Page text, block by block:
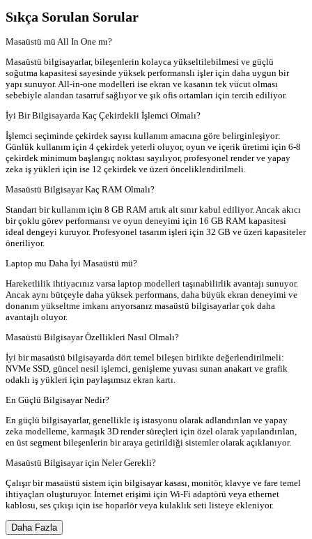
Sıkça Sorulan Sorular
Masaüstü mü All In One mı?
Masaüstü bilgisayarlar, bileşenlerin kolayca yükseltilebilmesi ve güçlü
soğutma kapasitesi sayesinde yüksek performanslı işler için daha uygun bir
yapı sunuyor. All-in-one modelleri ise ekran ve kasanın tek vücut olması
sebebiyle alandan tasarruf sağlıyor ve şık ofis ortamları için tercih ediliyor.
İyi Bir Bilgisayarda Kaç Çekirdekli İşlemci Olmalı?
İşlemci seçiminde çekirdek sayısı kullanım amacına göre belirginleşiyor:
Günlük kullanım için 4 çekirdek yeterli oluyor, oyun ve içerik üretimi için 6-8
çekirdek minimum başlangıç noktası sayılıyor, profesyonel render ve yapay
zeka iş yükleri için ise 12 çekirdek ve üzeri önceliklendirilmeli.
Masaüstü Bilgisayar Kaç RAM Olmalı?
Standart bir kullanım için 8 GB RAM artık alt sınır kabul ediliyor. Ancak akıcı
bir çoklu görev performansı ve oyun deneyimi için 16 GB RAM kapasitesi
ideal dengeyi kuruyor. Profesyonel tasarım işleri için 32 GB ve üzeri kapasiteler
öneriliyor.
Laptop mu Daha İyi Masaüstü mü?
Hareketlilik ihtiyacınız varsa laptop modelleri taşınabilirlik avantajı sunuyor.
Ancak aynı bütçeyle daha yüksek performans, daha büyük ekran deneyimi ve
donanım yükseltme imkanı arıyorsanız masaüstü bilgisayarlar çok daha
avantajlı oluyor.
Masaüstü Bilgisayar Özellikleri Nasıl Olmalı?
İyi bir masaüstü bilgisayarda dört temel bileşen birlikte değerlendirilmeli:
NVMe SSD, güncel nesil işlemci, genişleme yuvası sunan anakart ve grafik
odaklı iş yükleri için paylaşımsız ekran kartı.
En Güçlü Bilgisayar Nedir?
En güçlü bilgisayarlar, genellikle iş istasyonu olarak adlandırılan ve yapay
zeka modelleme, karmaşık 3D render süreçleri için özel olarak yapılandırılan,
en üst segment bileşenlerin bir araya getirildiği sistemler olarak açıklanıyor.
Masaüstü Bilgisayar için Neler Gerekli?
Çalışır bir masaüstü sistem için bilgisayar kasası, monitör, klavye ve fare temel
ihtiyaçları oluşturuyor. İnternet erişimi için Wi-Fi adaptörü veya ethernet
kablosu, ses çıkışı için ise hoparlör veya kulaklık seti listeye ekleniyor.
Daha Fazla